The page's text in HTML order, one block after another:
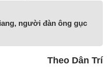
người đàn ông gục
Theo Dân Trí